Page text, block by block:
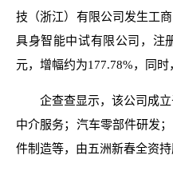
技（浙江）有限公司发生工
具身智能中试有限公司，注
元，增幅约为177.78%，同时
企查查显示，该公司成
中介服务；汽车零部件研发
件制造等，由五洲新春全资持